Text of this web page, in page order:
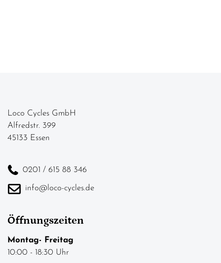
Loco Cycles GmbH
Alfredstr. 399
45133 Essen
0201 / 615 88 346
info@loco-cycles.de
Öffnungszeiten
Montag- Freitag
10:00 - 18:30 Uhr